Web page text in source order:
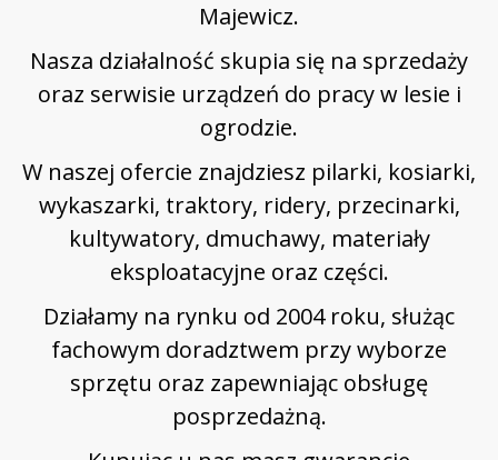
Majewicz.
Nasza działalność skupia się na sprzedaży
oraz serwisie urządzeń do pracy w lesie i
ogrodzie.
W naszej ofercie znajdziesz pilarki, kosiarki,
wykaszarki, traktory, ridery, przecinarki,
kultywatory, dmuchawy, materiały
eksploatacyjne oraz części.
Działamy na rynku od 2004 roku, służąc
fachowym doradztwem przy wyborze
sprzętu oraz zapewniając obsługę
posprzedażną.